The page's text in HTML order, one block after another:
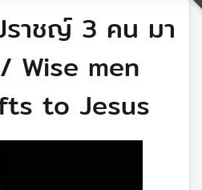
าชญ์ 3 คน มา
/ Wise men
to Jesus